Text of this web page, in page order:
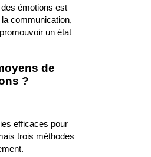
émotions est
communication,
un état
de
?
efficaces pour
trois méthodes